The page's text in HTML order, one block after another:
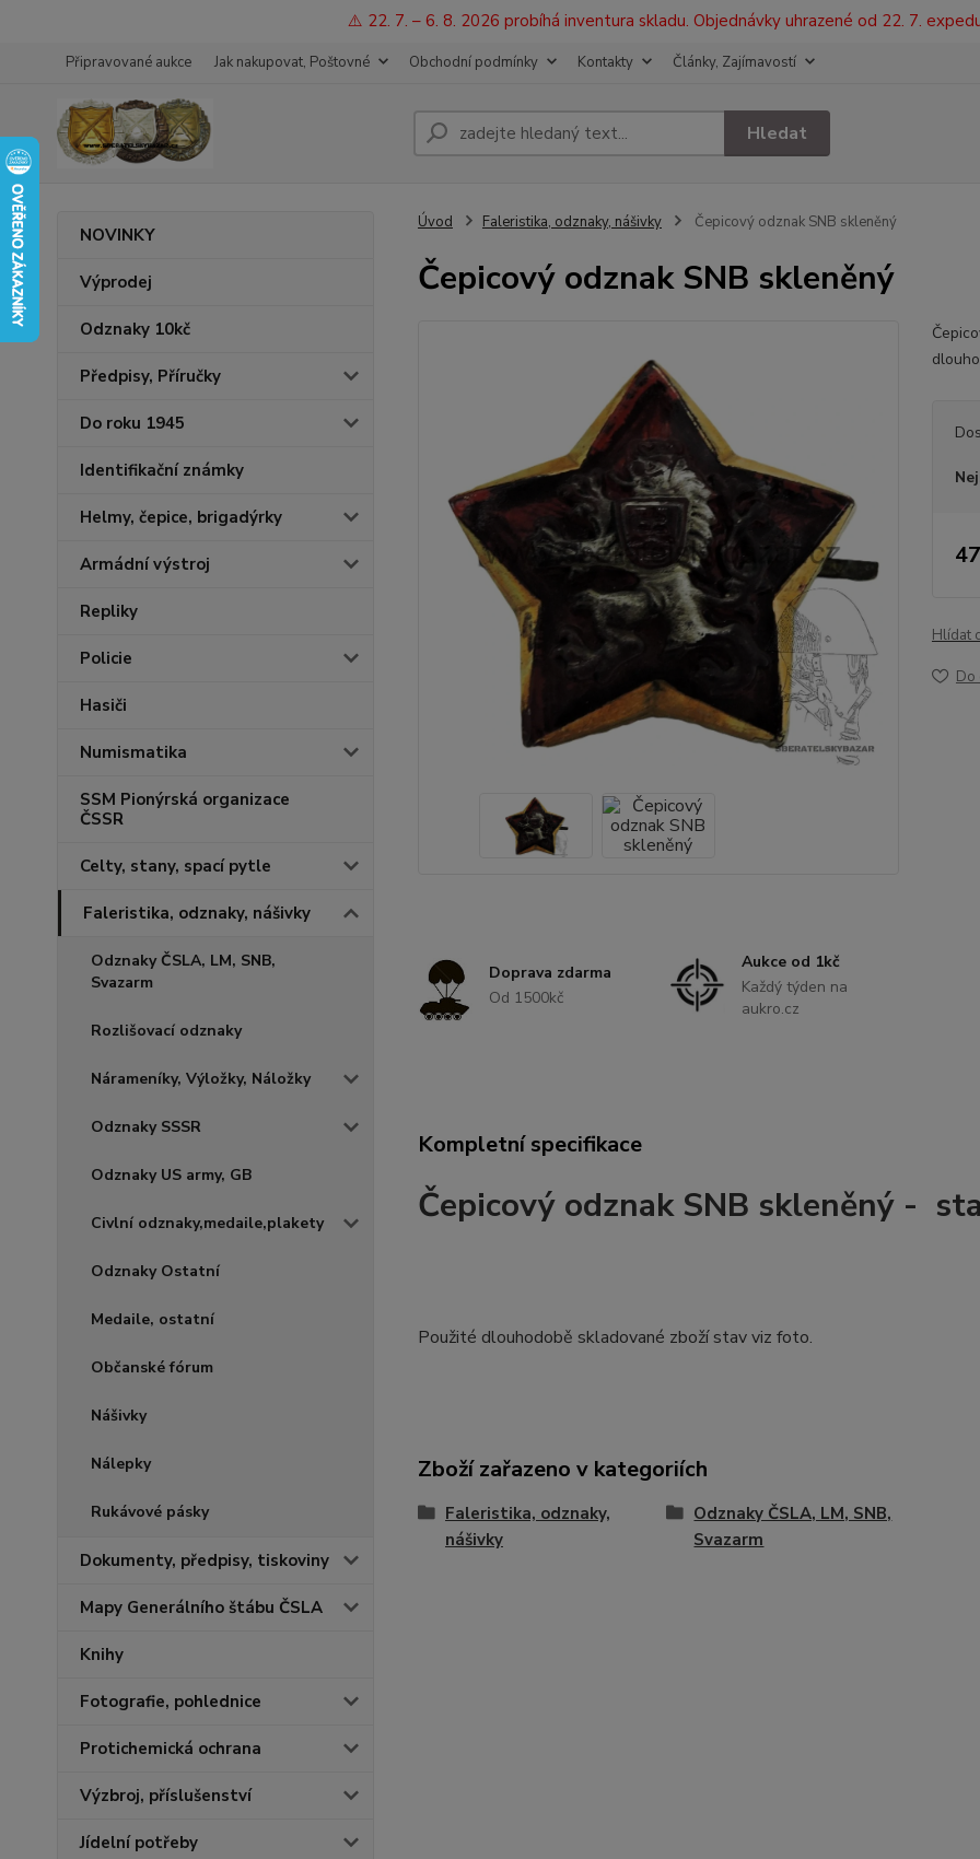
⚠️ 22. 7. – 6. 8. 2026 probíhá inventura skladu. Objednávky uhrazené od 22. 7.
Připravované aukce Jak nakupovat, Poštovné Obchodní podmínky Kontakty Články, Zajímavostí
Hledat
NOVINKY
Výprodej
Odznaky 10kč
Předpisy, Příručky
Do roku 1945
Identifikační známky
Helmy, čepice, brigadýrky
Armádní výstroj
Repliky
Policie
Hasiči
Numismatika
SSM Pionýrská organizace
ČSSR
Celty, stany, spací pytle
Faleristika, odznaky, nášivky
Odznaky ČSLA, LM, SNB,
Svazarm
Rozlišovací odznaky
Nárameníky, Výložky, Náložky
Odznaky SSSR
Odznaky US army, GB
Civlní odznaky,medaile,plakety
Odznaky Ostatní
Medaile, ostatní
Občanské fórum
Nášivky
Nálepky
Rukávové pásky
Dokumenty, předpisy, tiskoviny
Mapy Generálního štábu ČSLA
Knihy
Fotografie, pohlednice
Protichemická ochrana
Výzbroj, příslušenství
Jídelní potřeby
Úvod Faleristika, odznaky, nášivky Čepicový odznak SNB skleněný
Čepicový odznak SNB skleněný
Hlídat
Do
Doprava zdarma
Od 1500kč
Aukce od 1kč
Každý týden na
aukro.cz
Kompletní specifikace
Čepicový odznak SNB skleněný -
Použité dlouhodobě skladované zboží stav viz foto.
Zboží zařazeno v kategoriích
Faleristika, odznaky,
nášivky
Odznaky ČSLA, LM, SNB,
Svazarm